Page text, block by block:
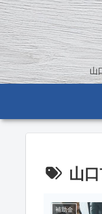
山
山
補助金